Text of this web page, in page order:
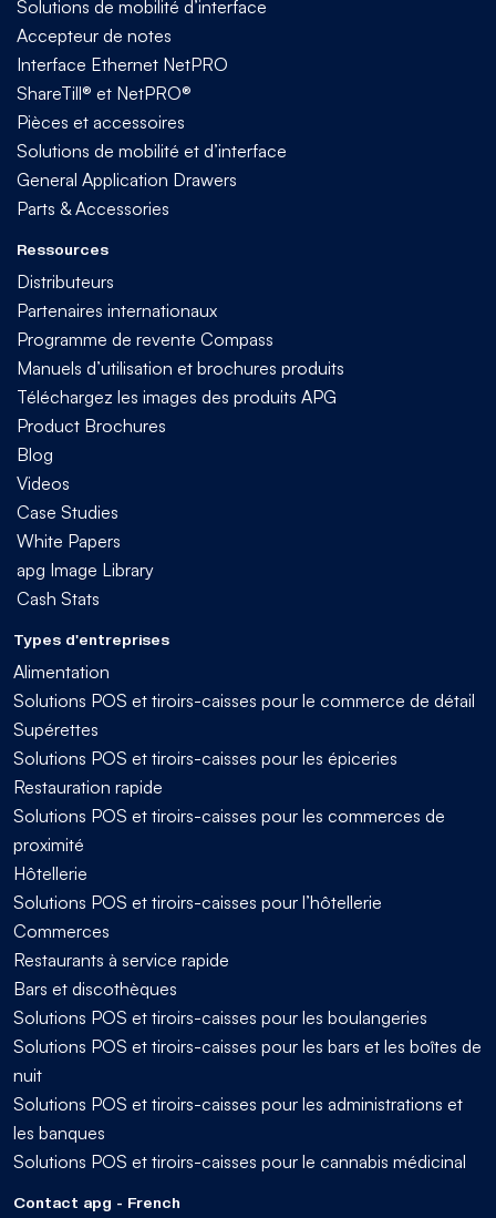
Solutions de mobilité d’interface
Accepteur de notes
Interface Ethernet NetPRO
ShareTill® et NetPRO®
Pièces et accessoires
Solutions de mobilité et d’interface
General Application Drawers
Parts & Accessories
Ressources
Distributeurs
Partenaires internationaux
Programme de revente Compass
Manuels d’utilisation et brochures produits
Téléchargez les images des produits APG
Product Brochures
Blog
Videos
Case Studies
White Papers
apg Image Library
Cash Stats
Types d'entreprises
Alimentation
Solutions POS et tiroirs-caisses pour le commerce de détail
Supérettes
Solutions POS et tiroirs-caisses pour les épiceries
Restauration rapide
Solutions POS et tiroirs-caisses pour les commerces de
proximité
Hôtellerie
Solutions POS et tiroirs-caisses pour l’hôtellerie
Commerces
Restaurants à service rapide
Bars et discothèques
Solutions POS et tiroirs-caisses pour les boulangeries
Solutions POS et tiroirs-caisses pour les bars et les boîtes de
nuit
Solutions POS et tiroirs-caisses pour les administrations et
les banques
Solutions POS et tiroirs-caisses pour le cannabis médicinal
Contact apg - French